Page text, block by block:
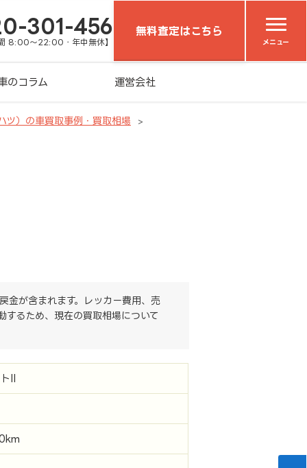
301-456
8:00～22:00・年中無休】
無料査定はこちら
メニュー
のコラム 運営会社
ツ）の車買取事例・買取相場
金が含まれます。レッカー費用、売
するため、現在の買取相場について
II